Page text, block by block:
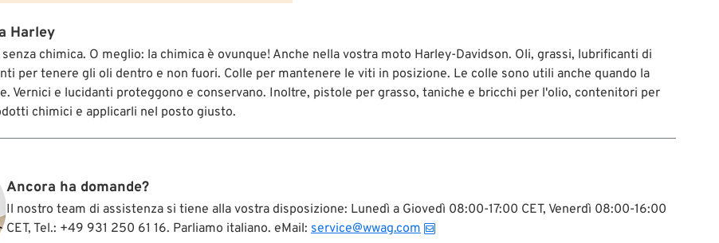
Harley
chimica. O meglio: la chimica è ovunque! Anche nella vostra moto Harley-Davidson. Oli, grassi, lubrificanti di
per tenere gli oli dentro e non fuori. Colle per mantenere le viti in posizione. Le colle sono utili anche quando la
Vernici e lucidanti proteggono e conservano. Inoltre, pistole per grasso, taniche e bricchi per l'olio, contenitori per
chimici e applicarli nel posto giusto.
Ancora ha domande?
Il nostro team di assistenza si tiene alla vostra disposizione: Lunedì a Giovedì 08:00-17:00 CET, Venerdì 08:00-16:00
CET, Tel.: +49 931 250 61 16. Parliamo italiano. eMail: service@wwag.com